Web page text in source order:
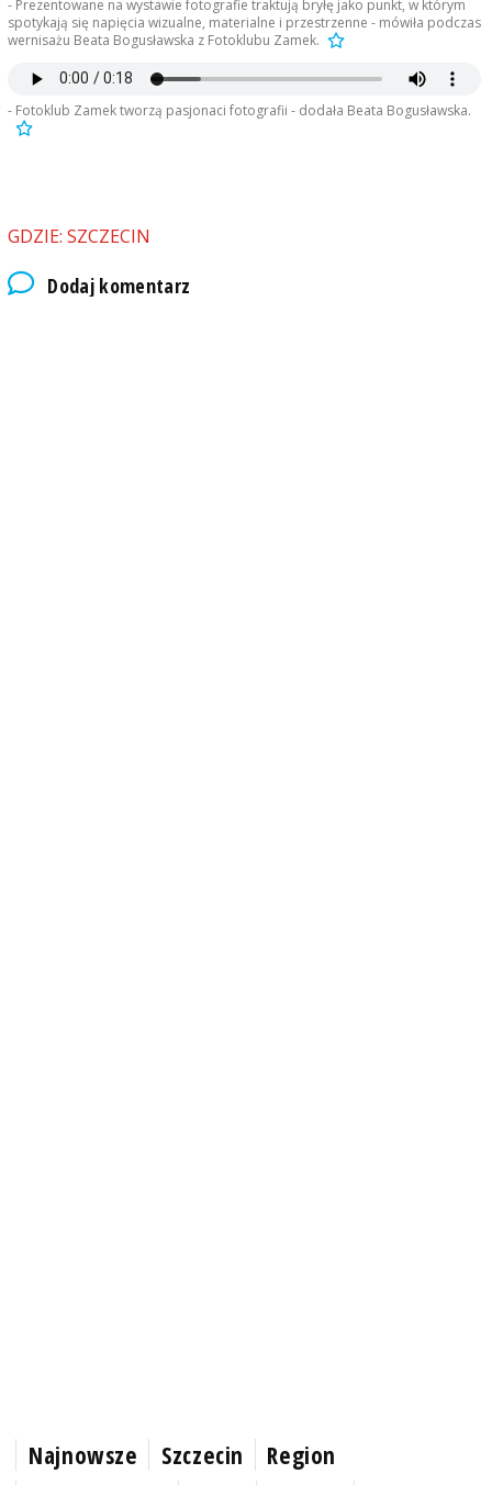
- Prezentowane na wystawie fotografie traktują bryłę jako punkt, w którym
spotykają się napięcia wizualne, materialne i przestrzenne - mówiła podczas
wernisażu Beata Bogusławska z Fotoklubu Zamek.
- Fotoklub Zamek tworzą pasjonaci fotografii - dodała Beata Bogusławska.
GDZIE: SZCZECIN
Dodaj komentarz
Najnowsze Szczecin
Region